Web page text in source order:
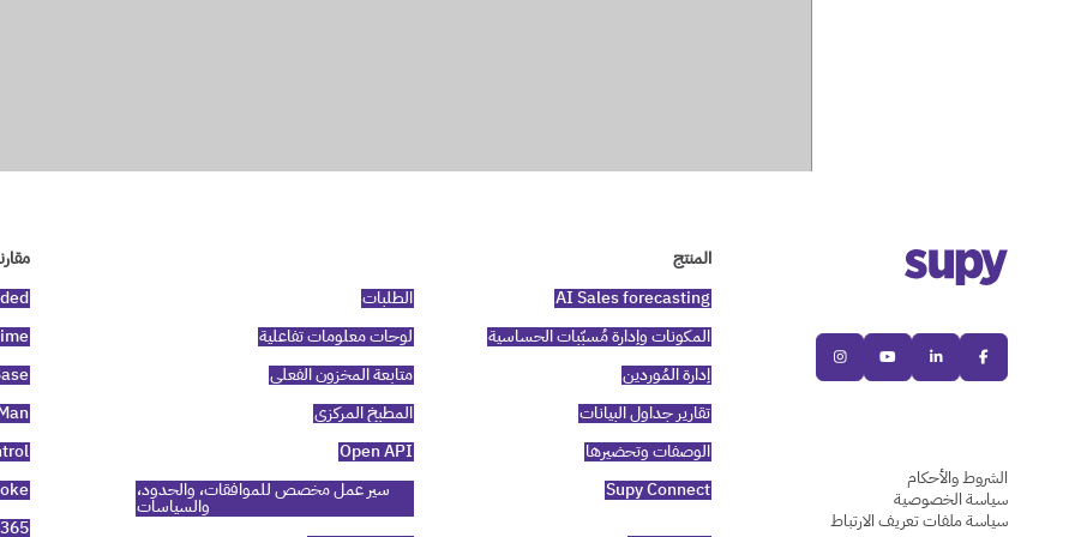




الشروط والأحكام
سياسة الخصوصية
سياسة ملفات تعريف الارتباط
المنتج
AI Sales forecasting
الطلبات
المكونات وإدارة مُسبّبات الحساسية
لوحات معلومات تفاعلية
إدارة المُوردين
متابعة المخزون الفعلي
تقارير جداول البيانات
المطبخ المركزي
الوصفات وتحضيرها
Open API
Supy Connect
سير عمل مخصص للموافقات، والحدود،
والسياسات